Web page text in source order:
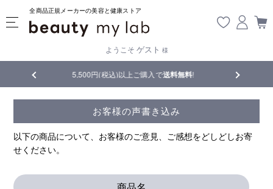
全商品正規メーカーの美容と健康ストア
ようこそ ゲスト 様
5,500円(税込)以上ご購入で送料無料! 【重要】熊本地震の影響により
お客様の声書き込み
以下の商品について、お客様のご意見、ご感想をどしどしお寄
せください。